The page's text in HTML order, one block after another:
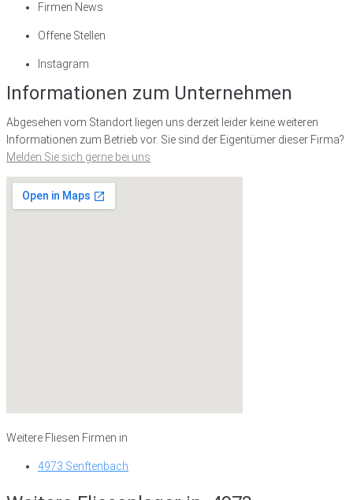
Firmen News
Offene Stellen
Instagram
Informationen zum Unternehmen
Abgesehen vom Standort liegen uns derzeit leider keine weiteren
Informationen zum Betrieb vor. Sie sind der Eigentümer dieser Firma?
Melden Sie sich gerne bei uns
Weitere Fliesen Firmen in
4973 Senftenbach